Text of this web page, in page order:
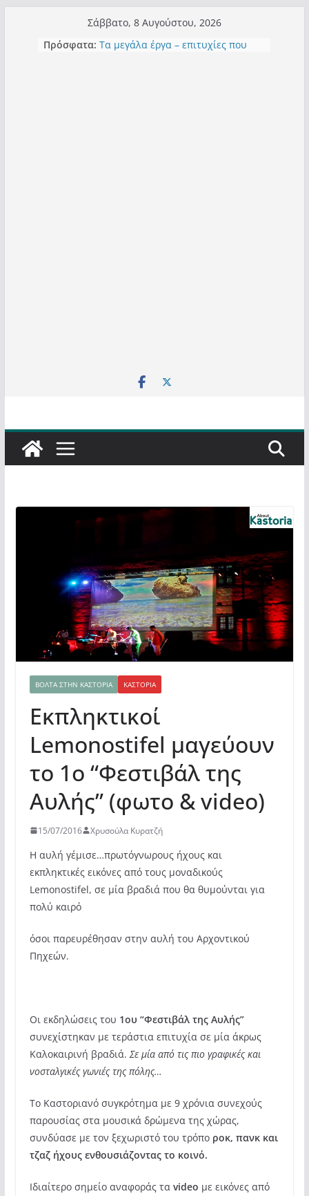
περιεχόμενο
Σάββατο, 8 Αυγούστου, 2026
Πρόσφατα: Πόσο σανό να αντέξει ο
Καστοριανός;
ΒΌΛΤΑ ΣΤΗΝ ΚΑΣΤΟΡΙΆ ΚΑΣΤΟΡΙΆ
Εκπληκτικοί
Lemonostifel μαγεύουν
το 1ο “Φεστιβάλ της
Αυλής” (φωτο & video)
15/07/2016 Χρυσούλα Κυρατζή
Η αυλή γέμισε…πρωτόγνωρους ήχους και
εκπληκτικές εικόνες από τους μοναδικούς
Lemonostifel, σε μία βραδιά που θα θυμούνται για
πολύ καιρό
όσοι παρευρέθησαν στην αυλή του Αρχοντικού
Πηχεών.
Οι εκδηλώσεις του 1ου “Φεστιβάλ της Αυλής”
συνεχίστηκαν με τεράστια επιτυχία σε μία άκρως
Καλοκαιρινή βραδιά. Σε μία από τις πιο γραφικές και
νοσταλγικές γωνιές της πόλης…
Το Καστοριανό συγκρότημα με 9 χρόνια συνεχούς
παρουσίας στα μουσικά δρώμενα της χώρας,
συνδύασε με τον ξεχωριστό του τρόπο ροκ, πανκ και
τζαζ ήχους ενθουσιάζοντας το κοινό.
Ιδιαίτερο σημείο αναφοράς τα video με εικόνες από